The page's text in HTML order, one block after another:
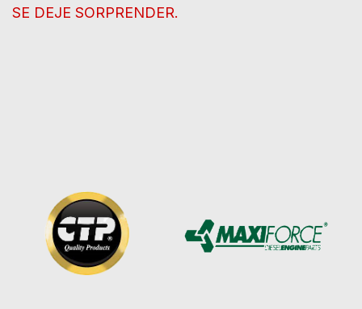
SE DEJE SORPRENDER.